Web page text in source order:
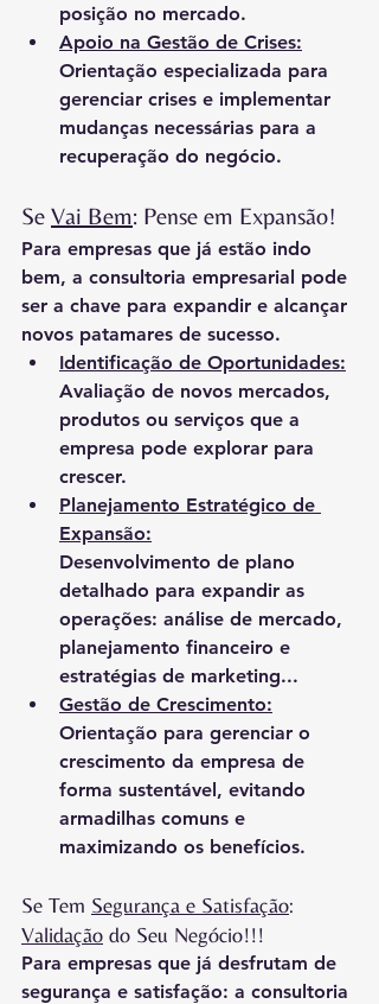
posição no mercado.
Apoio na Gestão de Crises:
Orientação especializada para
gerenciar crises e implementar
mudanças necessárias para a
recuperação do negócio.
Se Vai Bem: Pense em Expansão!
Para empresas que já estão indo
bem, a consultoria empresarial pode
ser a chave para expandir e alcançar
novos patamares de sucesso.
Identificação de Oportunidades:
Avaliação de novos mercados,
produtos ou serviços que a
empresa pode explorar para
crescer.
Planejamento Estratégico de
Expansão:
Desenvolvimento de plano
detalhado para expandir as
operações: análise de mercado,
planejamento financeiro e
estratégias de marketing...
Gestão de Crescimento:
Orientação para gerenciar o
crescimento da empresa de
forma sustentável, evitando
armadilhas comuns e
maximizando os benefícios.
Se Tem Segurança e Satisfação:
Validação do Seu Negócio!!!
Para empresas que já desfrutam de
segurança e satisfação: a consultoria